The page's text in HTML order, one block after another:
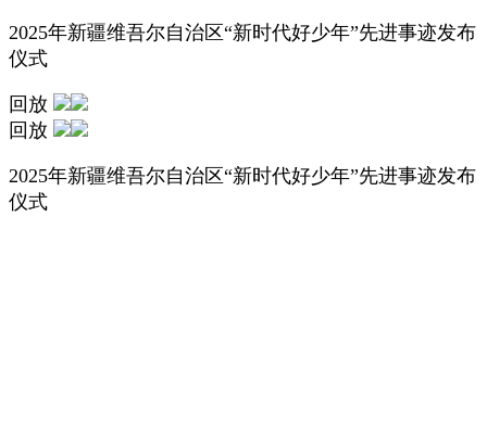
2025年新疆维吾尔自治区“新时代好少年”先进事迹发布
仪式
回放
回放
2025年新疆维吾尔自治区“新时代好少年”先进事迹发布
仪式